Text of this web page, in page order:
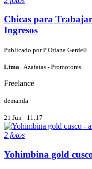
Chicas para
Ingresos
Publicado porP Oriana Gerdell
Lima Azafatas - Promotores
Freelance
demanda
21 Jun - 11:17
2 fotos
Yohimbina gold